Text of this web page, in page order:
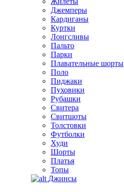
Джемперы
Кардиганы
Куртки
Лонгсливы
Пальто
Парки
Плавательные шорты
Поло
Пиджаки
Пуховики
Рубашки
Свитера
Свитшоты
Толстовки
Футболки
Худи
Шорты
Платья
Топы
Джинсы